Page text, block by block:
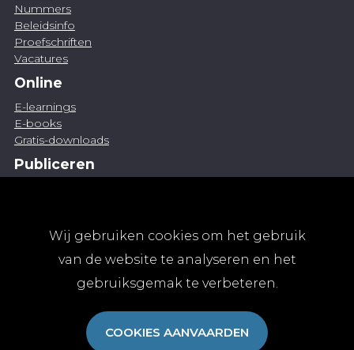
Wij gebruiken cookies om het gebruik
van de website te analyseren en het
gebruiksgemak te verbeteren.
COOKIES AANVAARDEN
Nummers
Beleidsinfo
Proefschriften
Vacatures
Online
E-learnings
E-books
Gratis-downloads
Publiceren
Abonnementen
Algemene abonnementsvoorwaarden